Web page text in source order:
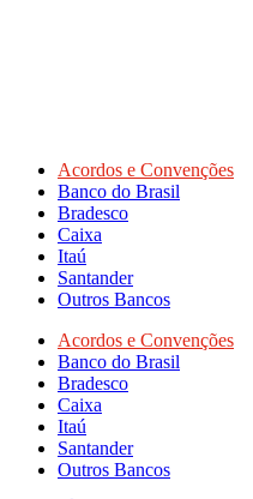
Acordos e Convenções
Banco do Brasil
Bradesco
Caixa
Itaú
Santander
Outros Bancos
Acordos e Convenções
Banco do Brasil
Bradesco
Caixa
Itaú
Santander
Outros Bancos